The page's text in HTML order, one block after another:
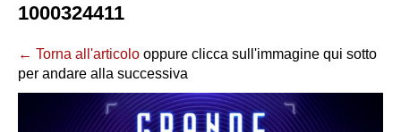
1000324411
← Torna all'articolo oppure clicca sull'immagine qui sotto
per andare alla successiva